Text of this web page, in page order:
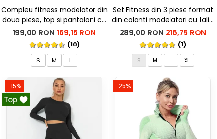
Compleu fitness modelator din
doua piese, top si pantaloni cu
talie inalta Marble, Roz
199,00 RON169,15 RON
(10)
S
M L
Set Fitness din 3 piese format
din colanti modelatori cu talie
inalta, top si hanorac Ellite, Gri
deschis
289,00 RON216,75 RON
(1)
S
M L XL
-15% -25%